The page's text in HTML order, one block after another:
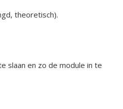
theoretisch).
slaan en zo de module in te